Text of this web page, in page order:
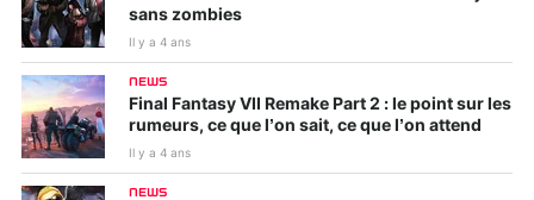
sans zombies
Il y a 4 ans
NEWS
Final Fantasy VII Remake Part 2 : le point sur les
rumeurs, ce que l’on sait, ce que l’on attend
Il y a 4 ans
NEWS